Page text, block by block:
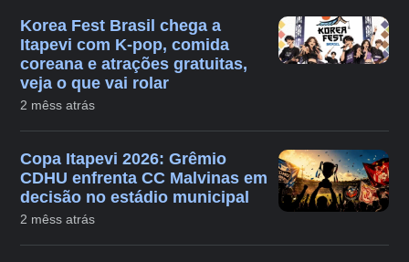
Korea Fest Brasil chega a
Itapevi com K-pop, comida
coreana e atrações gratuitas,
veja o que vai rolar
2 mêss atrás
Copa Itapevi 2026: Grêmio
CDHU enfrenta CC Malvinas em
decisão no estádio municipal
2 mêss atrás